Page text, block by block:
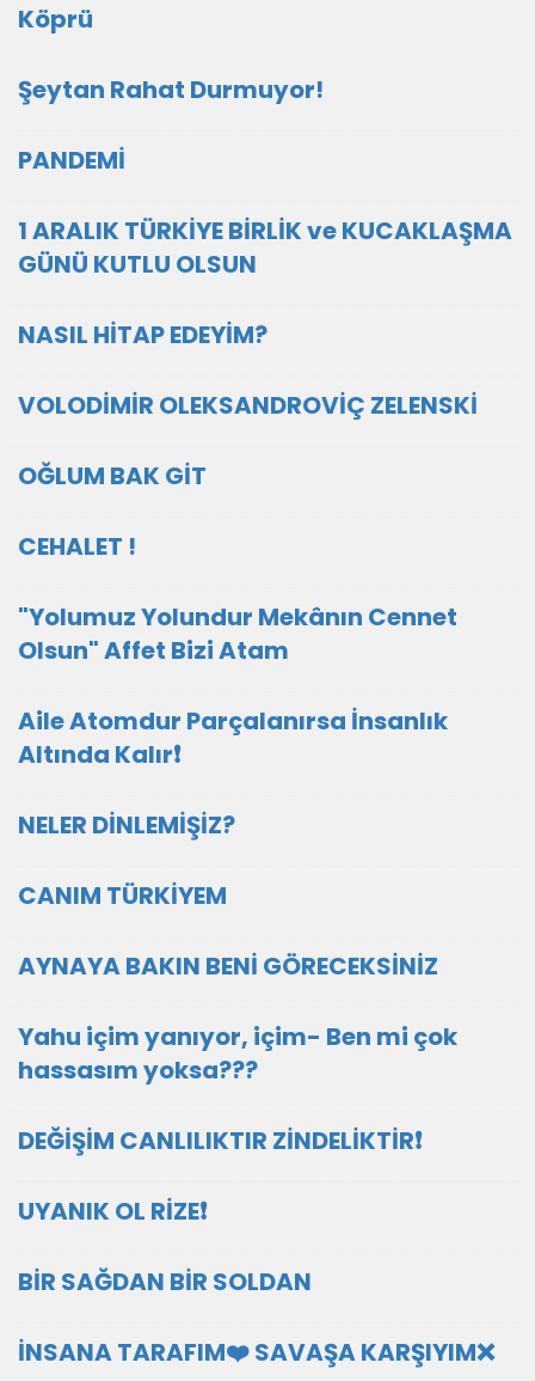
Köprü
Şeytan Rahat Durmuyor!
PANDEMİ
1 ARALIK TÜRKİYE BİRLİK ve KUCAKLAŞMA
GÜNÜ KUTLU OLSUN
NASIL HİTAP EDEYİM?
VOLODİMİR OLEKSANDROVİÇ ZELENSKİ
OĞLUM BAK GİT
CEHALET !
"Yolumuz Yolundur Mekânın Cennet
Olsun" Affet Bizi Atam
Aile Atomdur Parçalanırsa İnsanlık
Altında Kalır❗
NELER DİNLEMİŞİZ?
CANIM TÜRKİYEM
AYNAYA BAKIN BENİ GÖRECEKSİNİZ
Yahu içim yanıyor, içim- Ben mi çok
hassasım yoksa???
DEĞİŞİM CANLILIKTIR ZİNDELİKTİR❗
UYANIK OL RİZE❗️
BİR SAĞDAN BİR SOLDAN
İNSANA TARAFIM❤️ SAVAŞA KARŞIYIM❌️